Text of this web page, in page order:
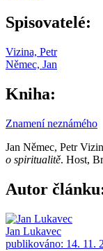
Spisovatelé:
Vizina, Petr
Němec, Jan
Kniha:
Znamení neznámého
Jan Němec, Petr
o spiritualitě. Host,
Autor
Jan Lukavec
publikováno: 14. 11.